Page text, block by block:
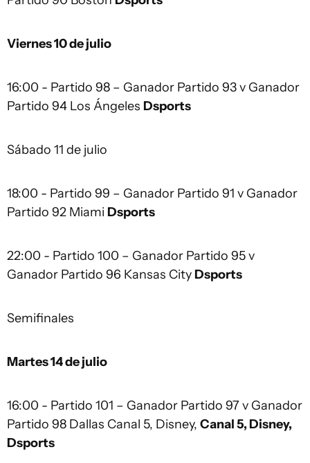
Viernes 10 de julio
16:00 - Partido 98 – Ganador Partido 93 v Ganador
Partido 94 Los Ángeles Dsports
Sábado 11 de julio
18:00 - Partido 99 – Ganador Partido 91 v Ganador
Partido 92 Miami Dsports
22:00 - Partido 100 – Ganador Partido 95 v
Ganador Partido 96 Kansas City Dsports
Semifinales
Martes 14 de julio
16:00 - Partido 101 – Ganador Partido 97 v Ganador
Partido 98 Dallas Canal 5, Disney, Canal 5, Disney,
Dsports